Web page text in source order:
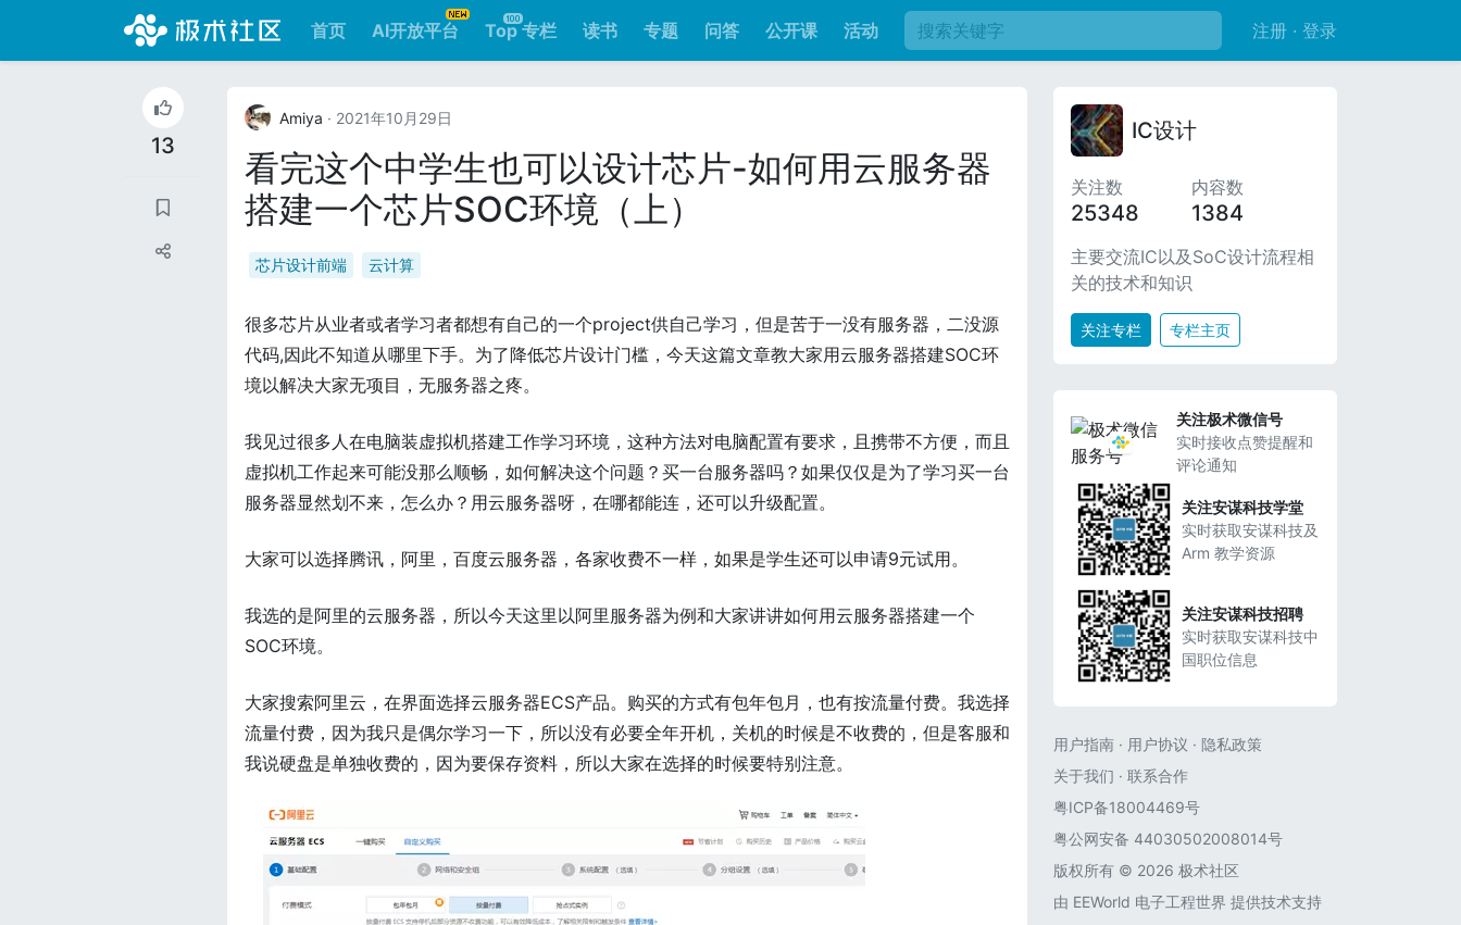
首页 AI开放平台 Top 专栏 读书 专题 问答 公开课 活动 注册 · 登录
13
Amiya · 2021年10月29日
看完这个中学生也可以设计芯片-如何用云服务器
搭建一个芯片SOC环境（上）
芯片设计前端 云计算
很多芯片从业者或者学习者都想有自己的一个project供自己学习，但是苦于一没有服务器，二没源
代码,因此不知道从哪里下手。为了降低芯片设计门槛，今天这篇文章教大家用云服务器搭建SOC环
境以解决大家无项目，无服务器之疼。
我见过很多人在电脑装虚拟机搭建工作学习环境，这种方法对电脑配置有要求，且携带不方便，而且
虚拟机工作起来可能没那么顺畅，如何解决这个问题？买一台服务器吗？如果仅仅是为了学习买一台
服务器显然划不来，怎么办？用云服务器呀，在哪都能连，还可以升级配置。
大家可以选择腾讯，阿里，百度云服务器，各家收费不一样，如果是学生还可以申请9元试用。
我选的是阿里的云服务器，所以今天这里以阿里服务器为例和大家讲讲如何用云服务器搭建一个
SOC环境。
大家搜索阿里云，在界面选择云服务器ECS产品。购买的方式有包年包月，也有按流量付费。我选择
流量付费，因为我只是偶尔学习一下，所以没有必要全年开机，关机的时候是不收费的，但是客服和
我说硬盘是单独收费的，因为要保存资料，所以大家在选择的时候要特别注意。
IC设计
关注数
25348
内容数
1384
主要交流IC以及SoC设计流程相
关的技术和知识
关注专栏 专栏主页
关注极术微信号
实时接收点赞提醒和
评论通知
关注安谋科技学堂
实时获取安谋科技及
Arm 教学资源
关注安谋科技招聘
实时获取安谋科技中
国职位信息
用户指南 · 用户协议 · 隐私政策
关于我们 · 联系合作
粤ICP备18004469号
粤公网安备 44030502008014号
版权所有 © 2026 极术社区
由 EEWorld 电子工程世界 提供技术支持